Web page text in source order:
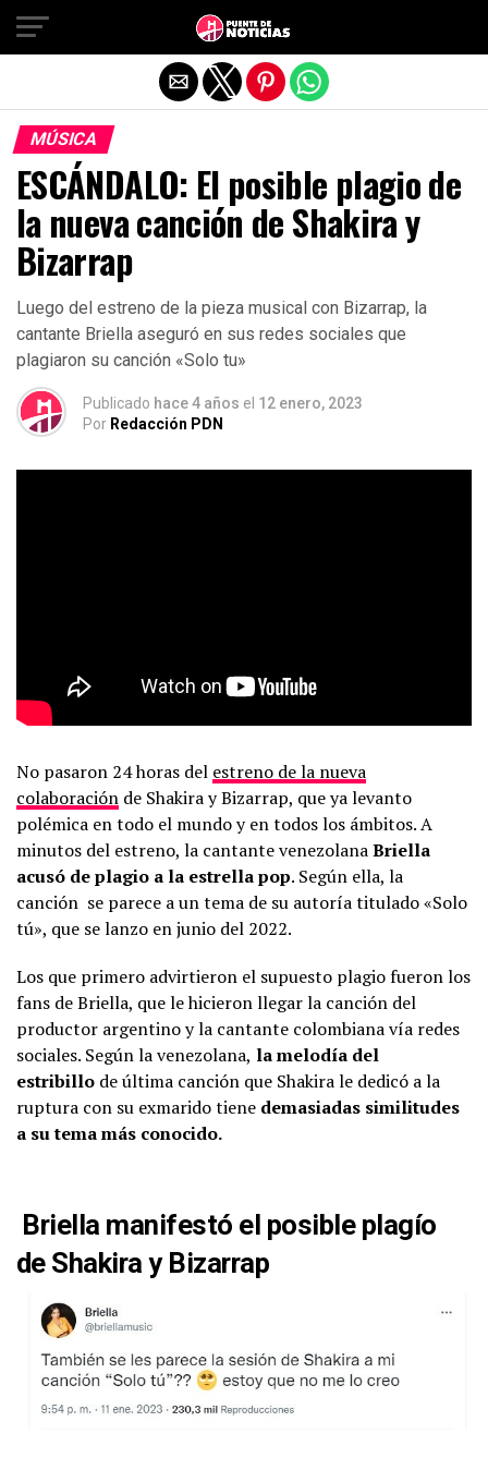
MÚSICA
ESCÁNDALO: El posible plagio de
la nueva canción de Shakira y
Bizarrap
Luego del estreno de la pieza musical con Bizarrap, la
cantante Briella aseguró en sus redes sociales que
plagiaron su canción «Solo tu»
Publicado hace 4 años el 12 enero, 2023
Por Redacción PDN
No pasaron 24 horas del estreno de la nueva
colaboración de Shakira y Bizarrap, que ya levanto
polémica en todo el mundo y en todos los ámbitos. A
minutos del estreno, la cantante venezolanaBriella
acusó de plagio a la estrellapop. Según ella, la
canción se parece a un tema de su autoría titulado «Solo
tú», que se lanzo en junio del 2022.
Los que primero advirtieron el supuesto plagio fueron los
fans de Briella, que le hicieron llegar la canción del
productor argentino y la cantante colombiana vía redes
sociales. Según la venezolana, la melodía del
estribillo de última canción que Shakira le dedicó a la
ruptura con su exmarido tiene demasiadas similitudes
a su tema más conocido.
Briella manifestó el posible plagío
de Shakira y Bizarrap
Salir de la versión móvil